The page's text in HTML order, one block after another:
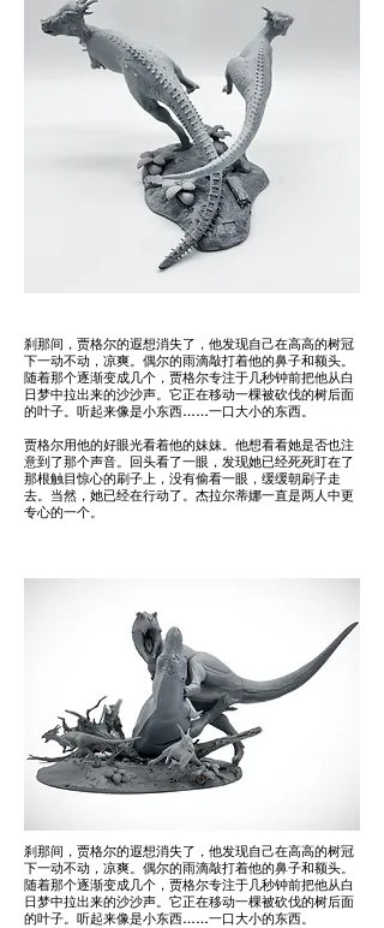
刹那间，贾格尔的遐想消失了，他发现自己在高高的树冠
下一动不动，凉爽。偶尔的雨滴敲打着他的鼻子和额头。
随着那个逐渐变成几个，贾格尔专注于几秒钟前把他从白
日梦中拉出来的沙沙声。它正在移动一棵被砍伐的树后面
的叶子。听起来像是小东西……一口大小的东西。
贾格尔用他的好眼光看着他的妹妹。他想看看她是否也注
意到了那个声音。回头看了一眼，发现她已经死死盯在了
那根触目惊心的刷子上，没有偷看一眼，缓缓朝刷子走
去。当然，她已经在行动了。杰拉尔蒂娜一直是两人中更
专心的一个。
刹那间，贾格尔的遐想消失了，他发现自己在高高的树冠
下一动不动，凉爽。偶尔的雨滴敲打着他的鼻子和额头。
随着那个逐渐变成几个，贾格尔专注于几秒钟前把他从白
日梦中拉出来的沙沙声。它正在移动一棵被砍伐的树后面
的叶子。听起来像是小东西……一口大小的东西。